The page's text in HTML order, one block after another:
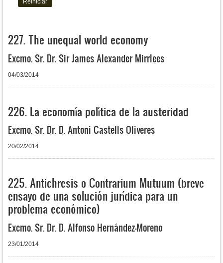
227. The unequal world economy
Excmo. Sr. Dr. Sir James Alexander Mirrlees
04/03/2014
226. La economía política de la austeridad
Excmo. Sr. Dr. D. Antoni Castells Oliveres
20/02/2014
225. Antichresis o Contrarium Mutuum (breve
ensayo de una solución jurídica para un
problema económico)
Excmo. Sr. Dr. D. Alfonso Hernández-Moreno
23/01/2014